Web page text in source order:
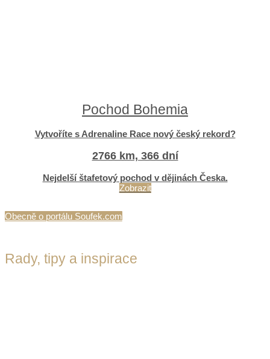
Pochod Bohemia
Vytvoříte s Adrenaline Race nový český rekord?
2766 km, 366 dní
Nejdelší štafetový pochod v dějinách Česka.
Zobrazit
Obecně o portálu Soufek.com
Rady, tipy a inspirace